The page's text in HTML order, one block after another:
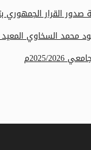
القرار الجمهوري
محمد السخاوي
2026م